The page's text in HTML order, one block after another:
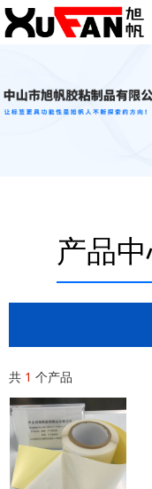
产品
共 1 个产品